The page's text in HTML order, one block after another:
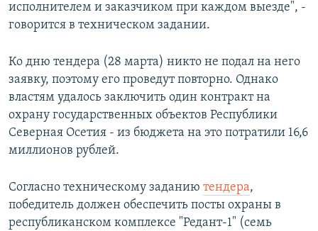
исполнителем и заказчиком при каждом выезде", -
говорится в техническом задании.
Ко дню тендера (28 марта) никто не подал на него
заявку, поэтому его проведут повторно. Однако
властям удалось заключить один контракт на
охрану государственных объектов Республики
Северная Осетия - из бюджета на это потратили 16,6
миллионов рублей.
Согласно техническому заданию тендера,
победитель должен обеспечить посты охраны в
республиканском комплексе "Редант-1" (семь